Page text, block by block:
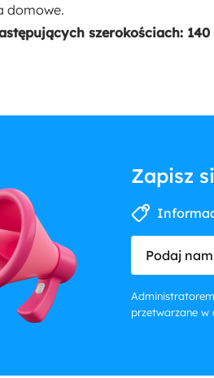
domowe.
szerokościach:
Zapisz
Podaj
przetwarzane w